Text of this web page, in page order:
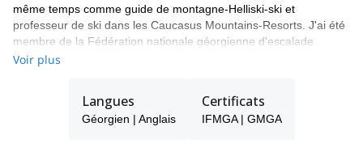
même temps comme guide de montagne-Helliski-ski et
professeur de ski dans les Caucasus Mountains-Resorts. J'ai été
membre de la Fédération nationale géorgienne d'escalade
pendant de nombreuses années et j'ai obtenu de nombreux
et j'ai travaillé avec des guides IFMGA de différents pays.
J'ai été au sommet du Mont Kazbek 59 fois et j'espère que le
Voir plus
Langues
Géorgien | Anglais
Certificats
IFMGA | GMGA